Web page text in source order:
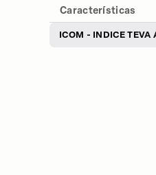
Características